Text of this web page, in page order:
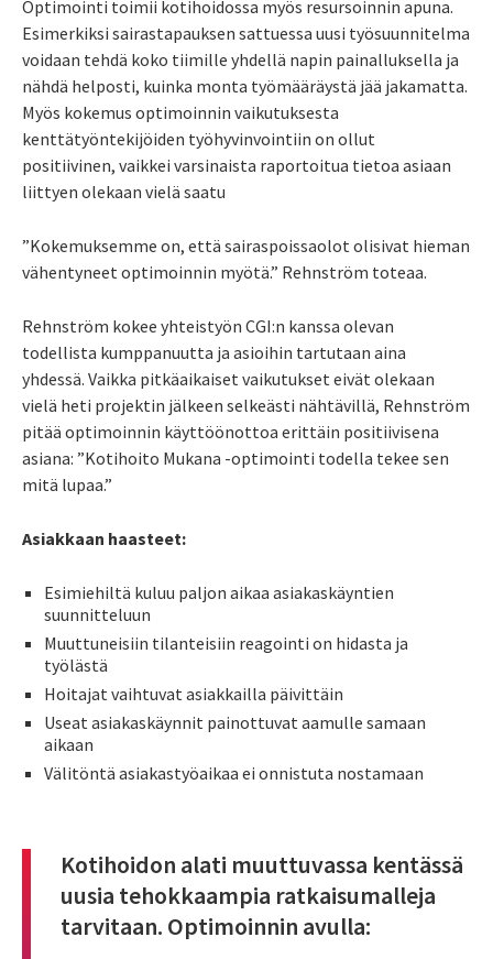
Optimointi toimii kotihoidossa myös resursoinnin apuna.
Esimerkiksi sairastapauksen sattuessa uusi työsuunnitelma
voidaan tehdä koko tiimille yhdellä napin painalluksella ja
nähdä helposti, kuinka monta työmääräystä jää jakamatta.
Myös kokemus optimoinnin vaikutuksesta
kenttätyöntekijöiden työhyvinvointiin on ollut
positiivinen, vaikkei varsinaista raportoitua tietoa asiaan
liittyen olekaan vielä saatu
”Kokemuksemme on, että sairaspoissaolot olisivat hieman
vähentyneet optimoinnin myötä.” Rehnström toteaa.
Rehnström kokee yhteistyön CGI:n kanssa olevan
todellista kumppanuutta ja asioihin tartutaan aina
yhdessä. Vaikka pitkäaikaiset vaikutukset eivät olekaan
vielä heti projektin jälkeen selkeästi nähtävillä, Rehnström
pitää optimoinnin käyttöönottoa erittäin positiivisena
asiana: ”Kotihoito Mukana -optimointi todella tekee sen
mitä lupaa.”
Asiakkaan haasteet:
Esimiehiltä kuluu paljon aikaa asiakaskäyntien
suunnitteluun
Muuttuneisiin tilanteisiin reagointi on hidasta ja
työlästä
Hoitajat vaihtuvat asiakkailla päivittäin
Useat asiakaskäynnit painottuvat aamulle samaan
aikaan
Välitöntä asiakastyöaikaa ei onnistuta nostamaan
Kotihoidon alati muuttuvassa kentässä
uusia tehokkaampia ratkaisumalleja
tarvitaan. Optimoinnin avulla: